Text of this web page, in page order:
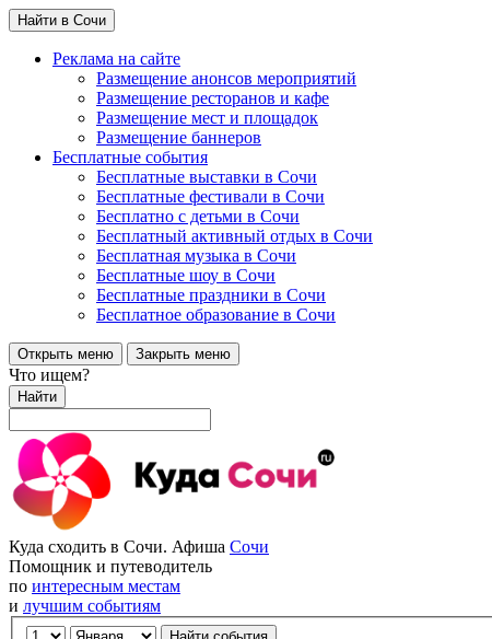
Найти в Сочи
Реклама на сайте
Размещение анонсов мероприятий
Размещение ресторанов и кафе
Размещение мест и площадок
Размещение баннеров
Бесплатные события
Бесплатные выставки в Сочи
Бесплатные фестивали в Сочи
Бесплатно с детьми в Сочи
Бесплатный активный отдых в Сочи
Бесплатная музыка в Сочи
Бесплатные шоу в Сочи
Бесплатные праздники в Сочи
Бесплатное образование в Сочи
Открыть меню Закрыть меню
Что ищем?
Найти
Куда сходить в Сочи. Афиша Сочи
Помощник и путеводитель
по интересным местам
и лучшим событиям